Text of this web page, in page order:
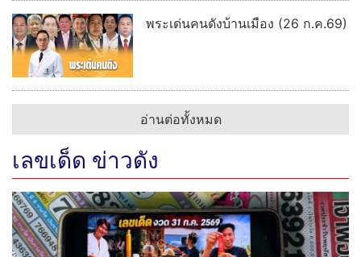
พระเด่นคนดังบ้านเมือง (26 ก.ค.69)
อ่านต่อทั้งหมด
เลขเด็ด ข่าวดัง